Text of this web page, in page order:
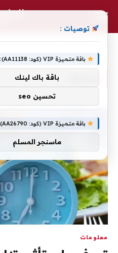
معلومات
توصيات :
باقة متميزة VIP (كود: AA11138):
باقة باك لينك
تحسين seo
باقة متميزة VIP (كود: AA26790):
ماسنجر المسلم